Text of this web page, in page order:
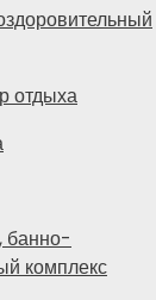
отдыха
банно-
комплекс